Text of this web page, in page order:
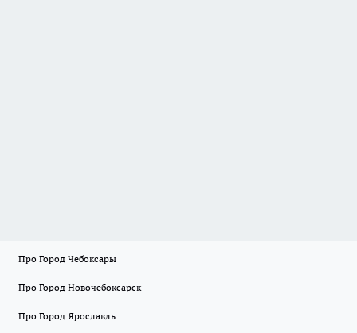
Про Город Чебоксары
Про Город Новочебоксарск
Про Город Ярославль